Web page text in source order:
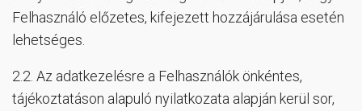
Felhasználó előzetes, kifejezett hozzájárulása esetén
lehetséges.
2.2. Az adatkezelésre a Felhasználók önkéntes,
tájékoztatáson alapuló nyilatkozata alapján kerül sor,